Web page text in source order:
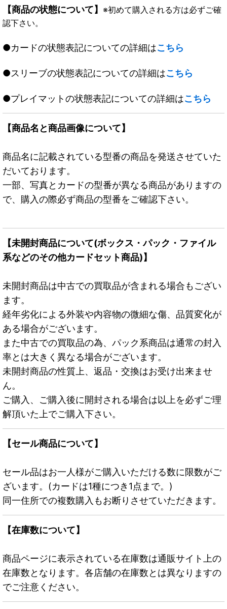
【商品の状態について】 ※初めて購入される方は必ずご確
認下さい。
●カードの状態表記についての詳細はこちら
●スリーブの状態表記についての詳細はこちら
●プレイマットの状態表記についての詳細はこちら
【商品名と商品画像について】
商品名に記載されている型番の商品を発送させていた
だいております。
一部、写真とカードの型番が異なる商品がありますの
で、購入の際必ず商品の型番をご確認下さい。
【未開封商品について(ボックス・パック・ファイル
系などのその他カードセット商品)】
未開封商品は中古での買取品が含まれる場合もござい
ます。
経年劣化による外装や内容物の微細な傷、品質変化が
ある場合がございます。
また中古での買取品の為、パック系商品は通常の封入
率とは大きく異なる場合がございます。
未開封商品の性質上、返品・交換はお受け出来ませ
ん。
ご購入、ご購入後に開封される場合は以上を必ずご理
解頂いた上でご購入下さい。
【セール商品について】
セール品はお一人様がご購入いただける数に限数がご
ざいます。(カードは1種につき1点まで。)
同一住所での複数購入もお断りさせていただきます。
【在庫数について】
商品ページに表示されている在庫数は通販サイト上の
在庫数となります。各店舗の在庫数とは異なりますの
でご注意ください。